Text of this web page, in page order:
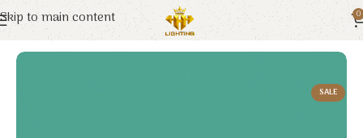
Skip to main content 0
Trang chủ Euroto Đèn LED
SALE